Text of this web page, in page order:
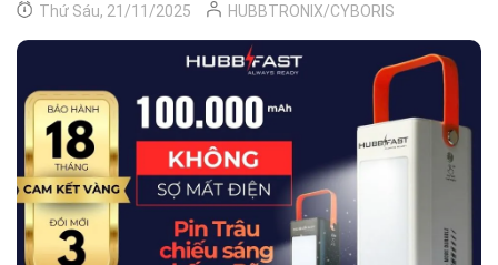
Thứ Sáu, 21/11/2025 HUBBTRONIX/CYBORIS